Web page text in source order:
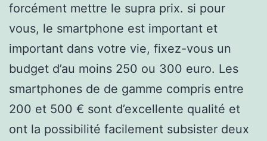
forcément mettre le supra prix. si pour
vous, le smartphone est important et
important dans votre vie, fixez-vous un
budget d’au moins 250 ou 300 euro. Les
smartphones de de gamme compris entre
200 et 500 € sont d’excellente qualité et
ont la possibilité facilement subsister deux